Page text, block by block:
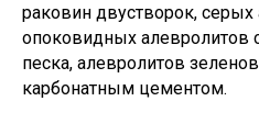
раковин двустворок, серых
опоковидных алевролитов
песка, алевролитов
карбонатным цементом.